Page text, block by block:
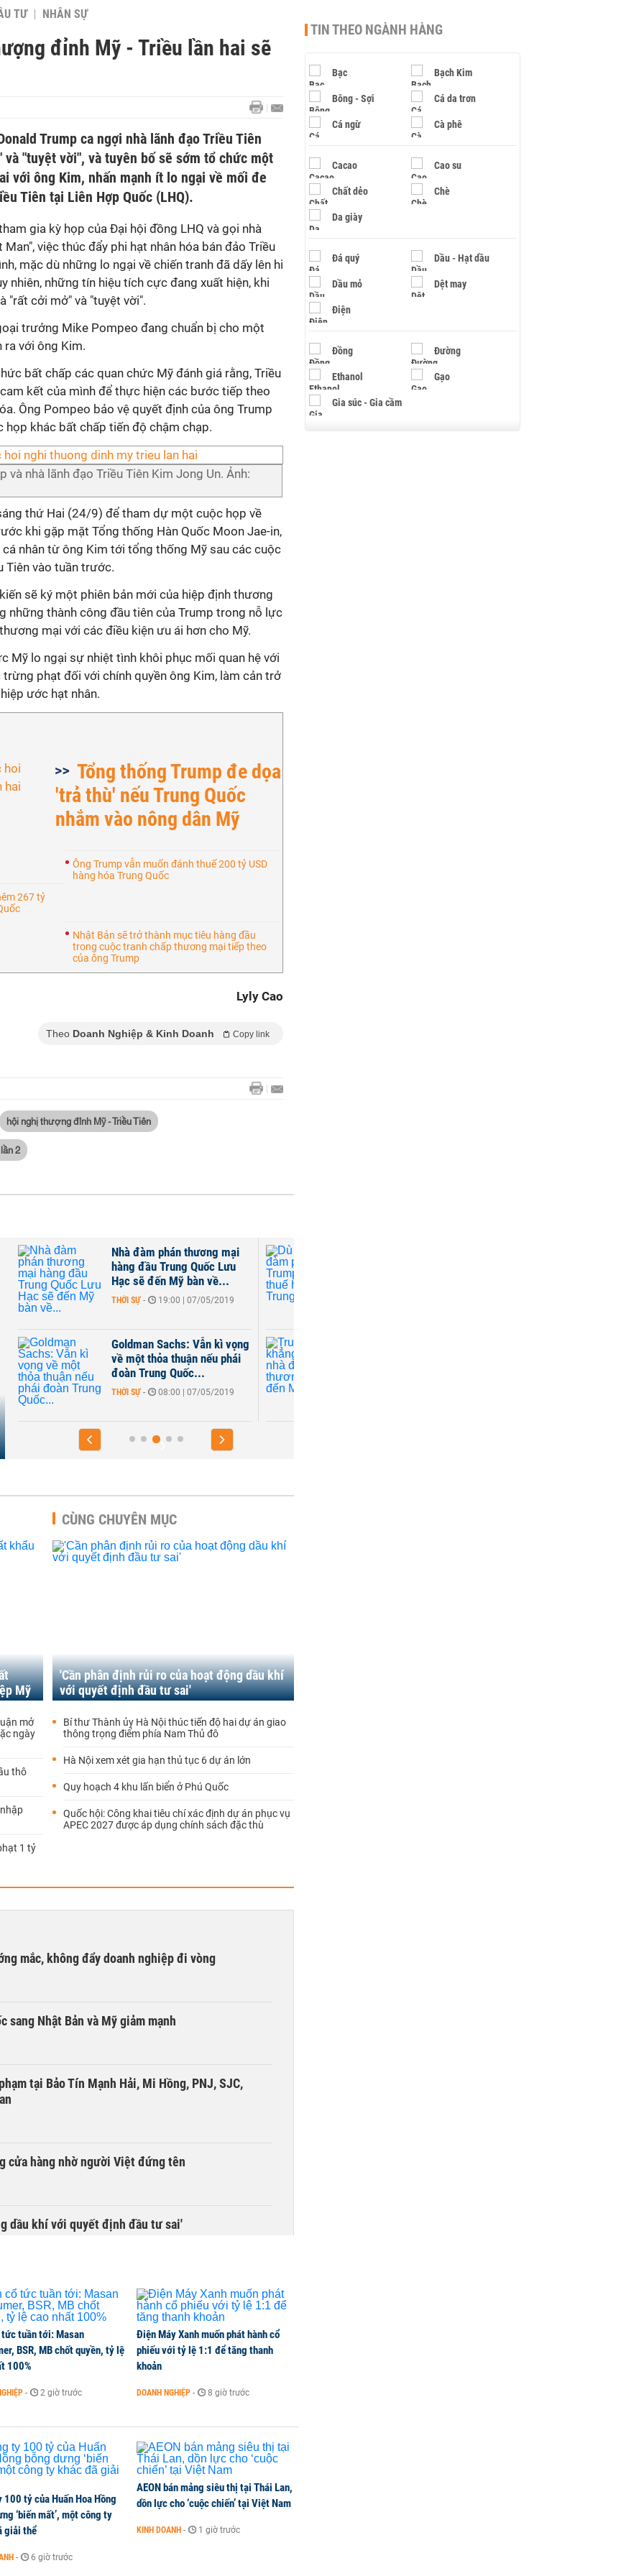
TƯ NHÂN SỰ
đỉnh Mỹ - Triều lần hai sẽ
Trump ca ngợi nhà lãnh đạo Triều Tiên
và "tuyệt vời", và tuyên bố sẽ sớm tổ chức một
với ông Kim, nhấn mạnh ít lo ngại về mối đe
Tiên tại Liên Hợp Quốc (LHQ).
gia kỳ họp của Đại hội đồng LHQ và gọi nhà
Man", việc thúc đẩy phi hạt nhân hóa bán đảo Triều
mặc dù những lo ngại về chiến tranh đã dấy lên hi
nhiên, những tín hiệu tích cực đang xuất hiện, khi
"rất cởi mở" và "tuyệt vời".
trưởng Mike Pompeo đang chuẩn bị cho một
với ông Kim.
bất chấp các quan chức Mỹ đánh giá rằng, Triều
kết của mình để thực hiện các bước tiếp theo
Ông Pompeo bảo vệ quyết định của ông Trump
khác bất chấp tiến độ chậm chạp.
và nhà lãnh đạo Triều Tiên Kim Jong Un. Ảnh:
thứ Hai (24/9) để tham dự một cuộc họp về
khi gặp mặt Tổng thống Hàn Quốc Moon Jae-in,
nhân từ ông Kim tới tổng thống Mỹ sau các cuộc
Tiên vào tuần trước.
​​sẽ ký một phiên bản mới của hiệp định thương
những thành công đầu tiên của Trump trong nỗ lực
mại với các điều kiện ưu ái hơn cho Mỹ.
Mỹ lo ngại sự nhiệt tình khôi phục mối quan hệ với
phạt đối với chính quyền ông Kim, làm cản trở
ước hạt nhân.
Tổng thống Trump đe dọa
'trả thù' nếu Trung Quốc
nhắm vào nông dân Mỹ
Ông Trump vẫn muốn đánh thuế 200 tỷ USD
hàng hóa Trung Quốc
267 tỷ
Nhật Bản sẽ trở thành mục tiêu hàng đầu
trong cuộc tranh chấp thương mại tiếp theo
của ông Trump
Lyly Cao
Theo Doanh Nghiệp & Kinh Doanh Copy link
hội nghị thượng đỉnh Mỹ - Triều Tiên
2
Nhà đàm phán thương mại
hàng đầu Trung Quốc Lưu
Hạc sẽ đến Mỹ bàn về...
THỜI SỰ - 19:00 | 07/05/2019
Goldman Sachs: Vẫn kì vọng
về một thỏa thuận nếu phái
đoàn Trung Quốc...
THỜI SỰ - 08:00 | 07/05/2019
Mỹ
mở
ngày
thô
1 tỷ
CÙNG CHUYÊN MỤC
'Cần phân định rủi ro của hoạt động dầu khí
với quyết định đầu tư sai'
Bí thư Thành ủy Hà Nội thúc tiến độ hai dự án giao
thông trọng điểm phía Nam Thủ đô
Hà Nội xem xét gia hạn thủ tục 6 dự án lớn
Quy hoạch 4 khu lấn biển ở Phú Quốc
Quốc hội: Công khai tiêu chí xác định dự án phục vụ
APEC 2027 được áp dụng chính sách đặc thù
mắc, không đẩy doanh nghiệp đi vòng
sang Nhật Bản và Mỹ giảm mạnh
tại Bảo Tín Mạnh Hải, Mi Hồng, PNJ, SJC,
cửa hàng nhờ người Việt đứng tên
dầu khí với quyết định đầu tư sai'
tuần tới: Masan
BSR, MB chốt quyền, tỷ lệ
100%
- 2 giờ trước
Điện Máy Xanh muốn phát hành cổ
phiếu với tỷ lệ 1:1 để tăng thanh
khoản
DOANH NGHIỆP - 8 giờ trước
100 tỷ của Huấn Hoa Hồng
‘biến mất’, một công ty
giải thể
- 6 giờ trước
AEON bán mảng siêu thị tại Thái Lan,
dồn lực cho ‘cuộc chiến’ tại Việt Nam
KINH DOANH - 1 giờ trước
TIN THEO NGÀNH HÀNG
Bạc Bạch Kim
Bông - Sợi Cá da trơn
Cá ngừ Cà phê
Cacao Cao su
Chất dẻo Chè
Da giày
Đá quý Dầu - Hạt dầu
Dầu mỏ Dệt may
Điện
Đồng Đường
Ethanol Gạo
Gia súc - Gia cầm